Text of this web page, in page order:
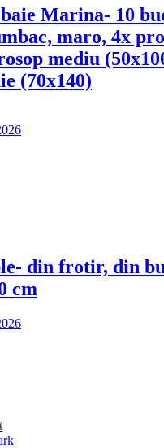
Marina- 10
maro, 4x
mediu
(70x140)
- din frotir, din
cm